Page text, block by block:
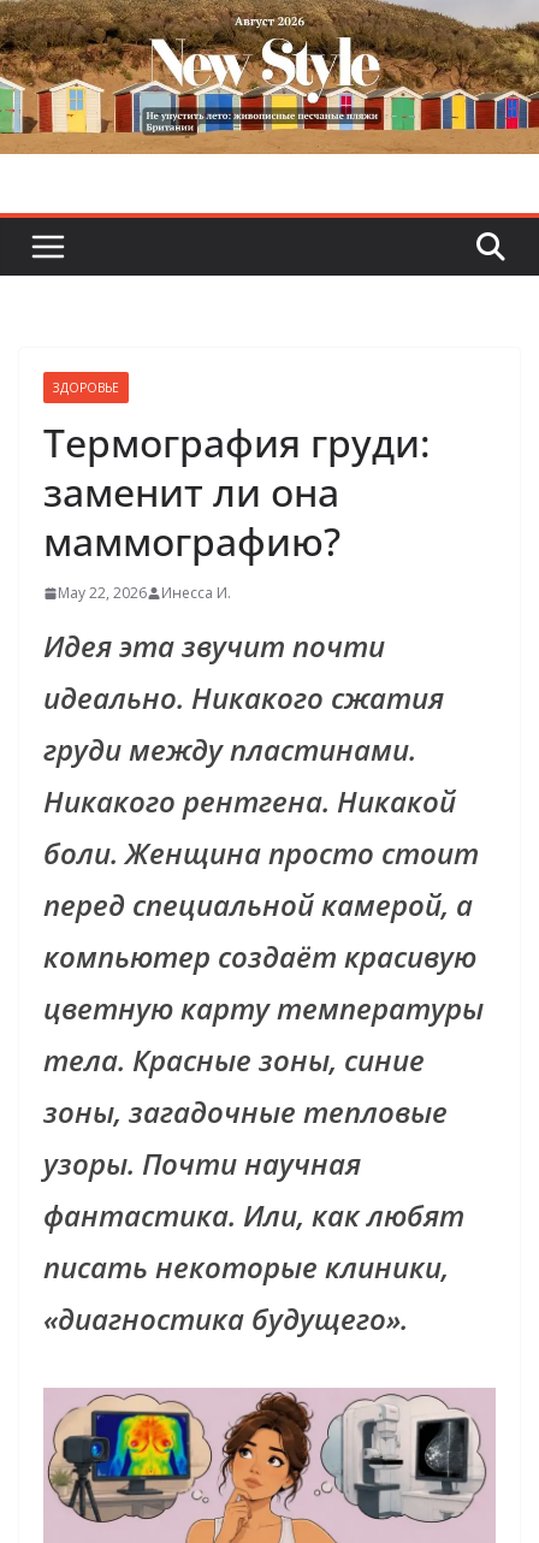
Skip
to
content
ЗДОРОВЬЕ
Термография груди:
заменит ли она
маммографию?
May 22, 2026 Инесса И.
Идея эта звучит почти
идеально. Никакого сжатия
груди между пластинами.
Никакого рентгена. Никакой
боли. Женщина просто стоит
перед специальной камерой, а
компьютер создаёт красивую
цветную карту температуры
тела. Красные зоны, синие
зоны, загадочные тепловые
узоры. Почти научная
фантастика. Или, как любят
писать некоторые клиники,
«диагностика будущего».